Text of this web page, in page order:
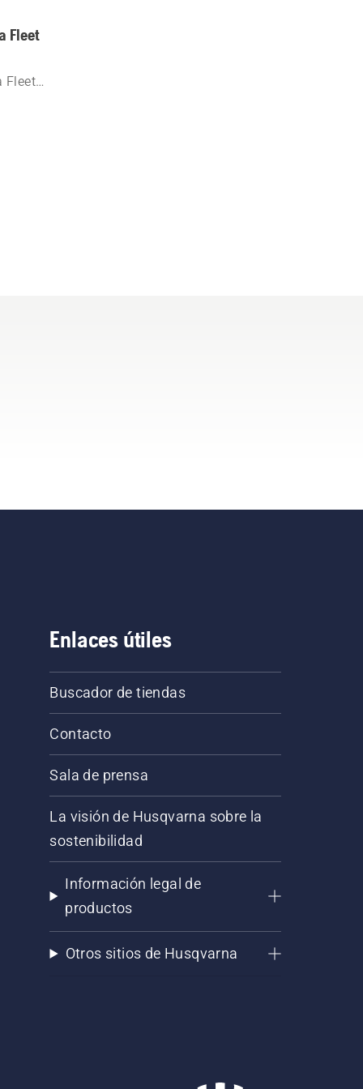
Fleet
Fleet
Enlaces útiles
Buscador de tiendas
Contacto
Sala de prensa
La visión de Husqvarna sobre la
sostenibilidad
Información legal de
productos
Otros sitios de Husqvarna